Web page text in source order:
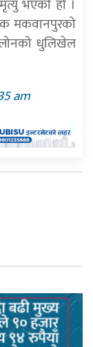
भएको हो ।
मकवानपुरको
धुलिखेल
am